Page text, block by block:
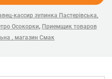
кассир зупинка Пастерівська,
Осокорки, Приемщик товаров
, магазин Смак